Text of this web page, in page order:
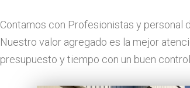
Contamos con Profesionistas y personal
Nuestro valor agregado es la mejor
presupuesto y tiempo con un buen